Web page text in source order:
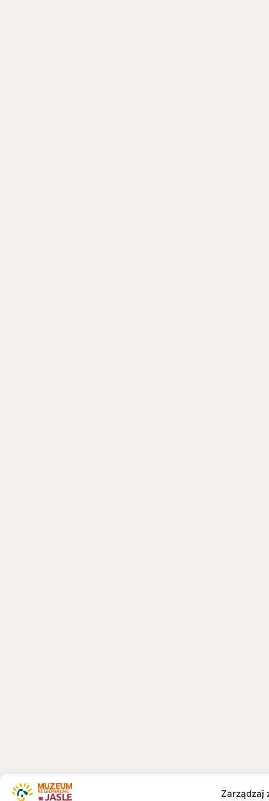
Zarządzaj